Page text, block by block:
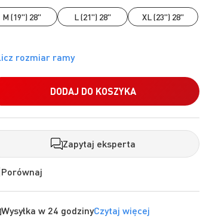
M (19") 28" L (21") 28" XL (23") 28"
DODAJ DO KOSZYKA
Zapytaj eksperta
Porównaj
Wysyłka w 24 godzinyCzytaj więcej